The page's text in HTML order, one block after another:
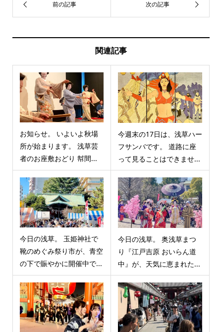
関連記事
お知らせ。 いよいよ秋場
所が始まります。 浅草芸
者のお座敷おどり 幇間...
今週末の17日は、浅草ハー
フサンバです。 道路に座
って見ることはできませ...
今日の浅草。 玉姫神社で
靴のめぐみ祭り市が、青空
の下で賑やかに開催中で...
今日の浅草。 奥浅草まつ
り『江戸吉原 おいらん道
中』が、天気に恵まれた...